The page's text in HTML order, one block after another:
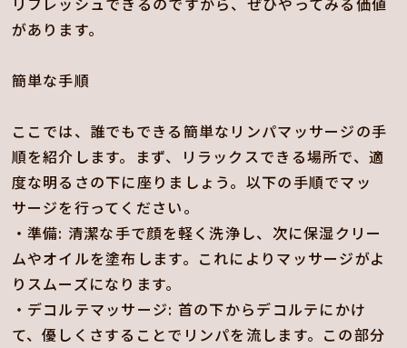
があります。
簡単な手順
ここでは、誰でもできる簡単なリンパマッサージの手
順を紹介します。まず、リラックスできる場所で、適
度な明るさの下に座りましょう。以下の手順でマッ
サージを行ってください。
・準備: 清潔な手で顔を軽く洗浄し、次に保湿クリー
ムやオイルを塗布します。これによりマッサージがよ
りスムーズになります。
・デコルテマッサージ: 首の下からデコルテにかけ
て、優しくさすることでリンパを流します。この部分